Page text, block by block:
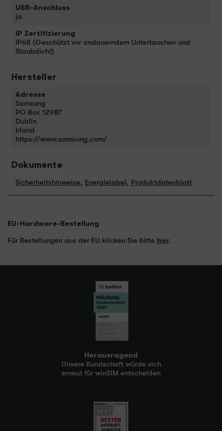
USB-Anschluss
ja
IP Zertifizierung
IP68 (Geschützt vor andauerndem Untertauchen und
Staubdicht)
Hersteller
Adresse
Samsung
PO Box 12987
Dublin
Irland
https://www.samsung.com/
Dokumente
Sicherheitshinweise, Energielabel, Produktdatenblatt
EU-Hardware-Bestellung
Für Bestellungen aus der EU klicken Sie bitte hier.
Herausragend
Unsere Kundschaft würde sich
erneut für winSIM entscheiden